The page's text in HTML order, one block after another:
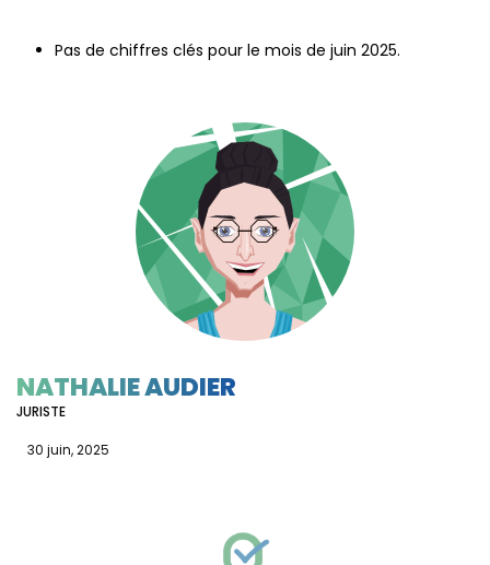
Pas de chiffres clés pour le mois de juin 2025.
NATHALIE AUDIER
JURISTE
30 juin, 2025